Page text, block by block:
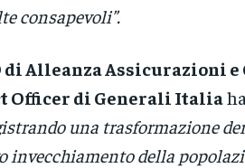
consapevoli”.
di Alleanza Assicurazioni
Officer di Generali Italia
una trasformazione
invecchiamento della